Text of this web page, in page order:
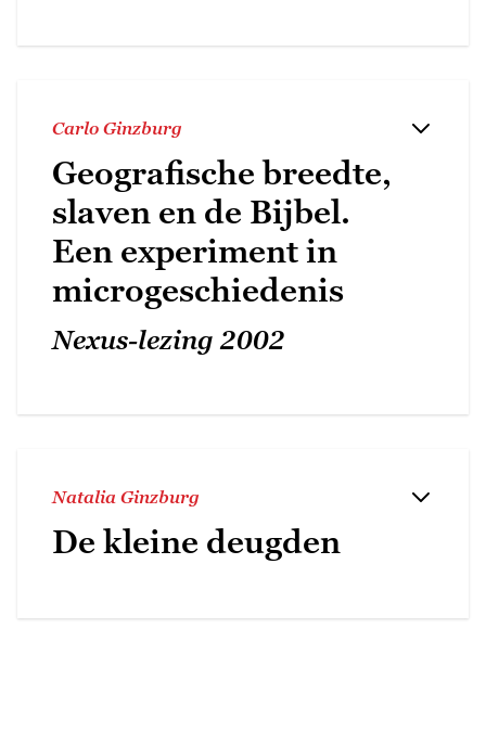
Carlo Ginzburg
Geografische breedte,
slaven en de Bijbel.
Een experiment in
microgeschiedenis
Nexus-lezing 2002
Natalia Ginzburg
De kleine deugden